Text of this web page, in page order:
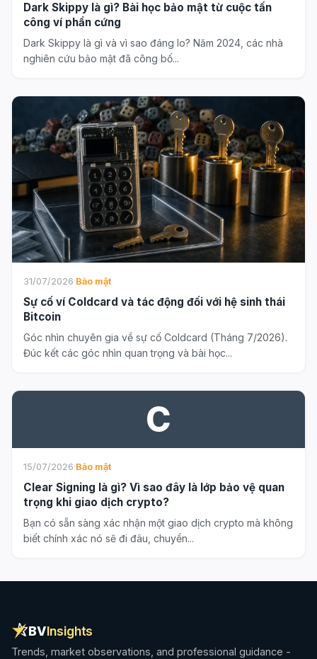
Dark Skippy là gì? Bài học bảo mật từ cuộc tấn
công ví phần cứng
Dark Skippy là gì và vì sao đáng lo? Năm 2024, các nhà
nghiên cứu bảo mật đã công bố...
31/07/2026·Bảo mật
Sự cố ví Coldcard và tác động đối với hệ sinh thái
Bitcoin
Góc nhìn chuyên gia về sự cố Coldcard (Tháng 7/2026).
Đúc kết các góc nhìn quan trọng và bài học...
C
15/07/2026·Bảo mật
Clear Signing là gì? Vì sao đây là lớp bảo vệ quan
trọng khi giao dịch crypto?
Bạn có sẵn sàng xác nhận một giao dịch crypto mà không
biết chính xác nó sẽ đi đâu, chuyển...
BVInsights
Trends, market observations, and professional guidance -